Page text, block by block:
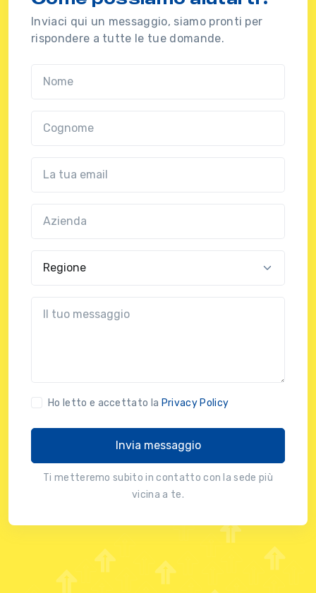
Inviaci qui un messaggio, siamo pronti per
rispondere a tutte le tue domande.
Ho letto e accettato la Privacy Policy
Invia messaggio
Ti metteremo subito in contatto con la sede più
vicina a te.